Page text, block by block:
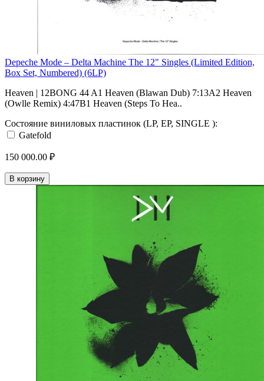
Depeche Mode – Delta Machine The 12" Singles (Limited Edition,
Box Set, Numbered) (6LP)
Heaven | 12BONG 44 A1 Heaven (Blawan Dub) 7:13A2 Heaven
(Owlle Remix) 4:47B1 Heaven (Steps To Hea..
Состояние виниловых пластинок (LP, EP, SINGLE ):
Gatefold
150 000.00 ₽
В корзину